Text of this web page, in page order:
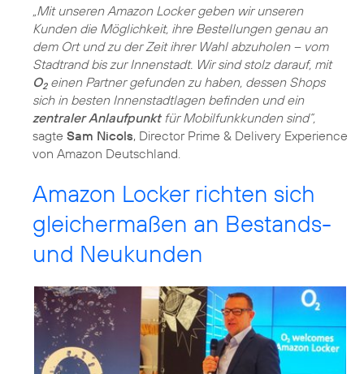
„Mit unseren Amazon Locker geben wir unseren
Kunden die Möglichkeit, ihre Bestellungen genau an
dem Ort und zu der Zeit ihrer Wahl abzuholen – vom
Stadtrand bis zur Innenstadt. Wir sind stolz darauf, mit
O2einen Partner gefunden zu haben, dessen Shops
sich in besten Innenstadtlagen befinden und ein
zentraler Anlaufpunktfür Mobilfunkkunden sind“,
sagte Sam Nicols, Director Prime & Delivery Experience
von Amazon Deutschland.
Amazon Locker richten sich
gleichermaßen an Bestands-
und Neukunden